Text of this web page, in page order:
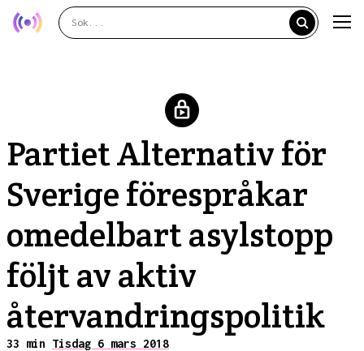
Partiet Alternativ för
Sverige förespråkar
omedelbart asylstopp
följt av aktiv
återvandringspolitik
33 min Tisdag 6 mars 2018